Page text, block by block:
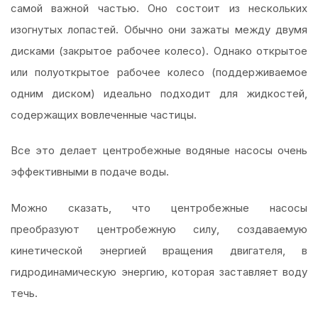
самой важной частью. Оно состоит из нескольких
изогнутых лопастей. Обычно они зажаты между двумя
дисками (закрытое рабочее колесо). Однако открытое
или полуоткрытое рабочее колесо (поддерживаемое
одним диском) идеально подходит для жидкостей,
содержащих вовлеченные частицы.
Все это делает центробежные водяные насосы очень
эффективными в подаче воды.
Можно сказать, что центробежные насосы
преобразуют центробежную силу, создаваемую
кинетической энергией вращения двигателя, в
гидродинамическую энергию, которая заставляет воду
течь.